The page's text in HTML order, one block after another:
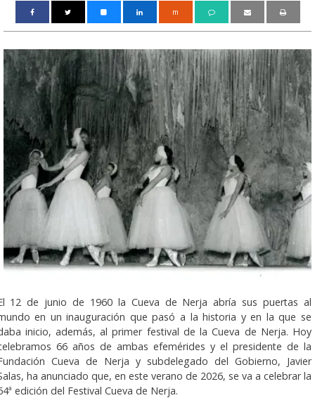
m
12 de junio de 1960 la Cueva de Nerja abría sus puertas al
en un inauguración que pasó a la historia y en la que se
inicio, además, al primer festival de la Cueva de Nerja. Hoy
66 años de ambas efemérides y el presidente de la
Cueva de Nerja y subdelegado del Gobierno, Javier
ha anunciado que, en este verano de 2026, se va a celebrar la
edición del Festival Cueva de Nerja.